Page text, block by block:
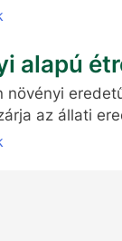
alapú
növényi
az állati